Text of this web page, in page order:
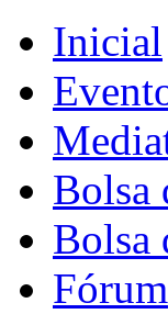
Inicial
Bolsa
Bolsa
Fórum